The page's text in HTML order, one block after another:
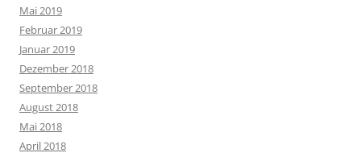
Mai 2019
Februar 2019
Januar 2019
Dezember 2018
September 2018
August 2018
Mai 2018
April 2018